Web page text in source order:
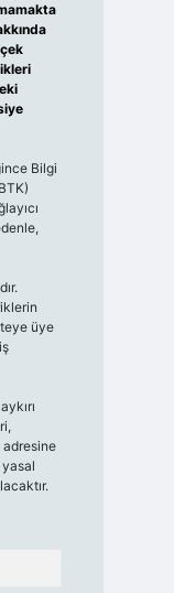
Bilgi
üye
adresine